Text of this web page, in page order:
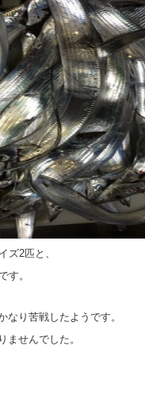
ズ2匹と、
す。
なり苦戦したようです。
ませんでした。